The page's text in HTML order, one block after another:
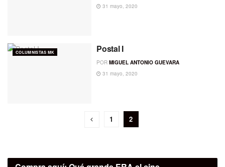
31 mayo, 2020
COLUMNISTAS MK Postal I
POR MIGUEL ANTONIO GUEVARA
31 mayo, 2020
1 2